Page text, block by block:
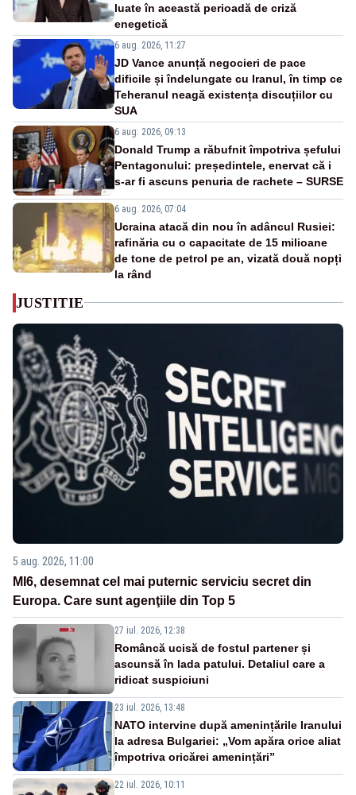
luate în această perioadă de criză
enegetică
6 aug. 2026, 11:27
JD Vance anunță negocieri de pace
dificile și îndelungate cu Iranul, în timp ce
Teheranul neagă existența discuțiilor cu
SUA
6 aug. 2026, 09:13
Donald Trump a răbufnit împotriva șefului
Pentagonului: președintele, enervat că i
s-ar fi ascuns penuria de rachete – SURSE
6 aug. 2026, 07:04
Ucraina atacă din nou în adâncul Rusiei:
rafinăria cu o capacitate de 15 milioane
de tone de petrol pe an, vizată două nopți
la rând
JUSTITIE
5 aug. 2026, 11:00
MI6, desemnat cel mai puternic serviciu secret din
Europa. Care sunt agenţiile din Top 5
27 iul. 2026, 12:38
Româncă ucisă de fostul partener și
ascunsă în lada patului. Detaliul care a
ridicat suspiciuni
23 iul. 2026, 13:48
NATO intervine după amenințările Iranului
la adresa Bulgariei: „Vom apăra orice aliat
împotriva oricărei amenințări”
22 iul. 2026, 10:11